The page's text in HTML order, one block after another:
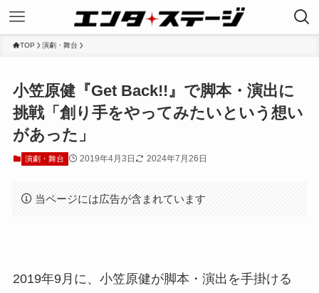
TOP 演劇・舞台
小笠原健『Get Back!!』で脚本・演出に
挑戦「創り手をやってみたいという想い
があった」
演劇・舞台 2019年4月3日 2024年7月26日
当ページには広告が含まれています
2019年9月に、小笠原健が脚本・演出を手掛ける